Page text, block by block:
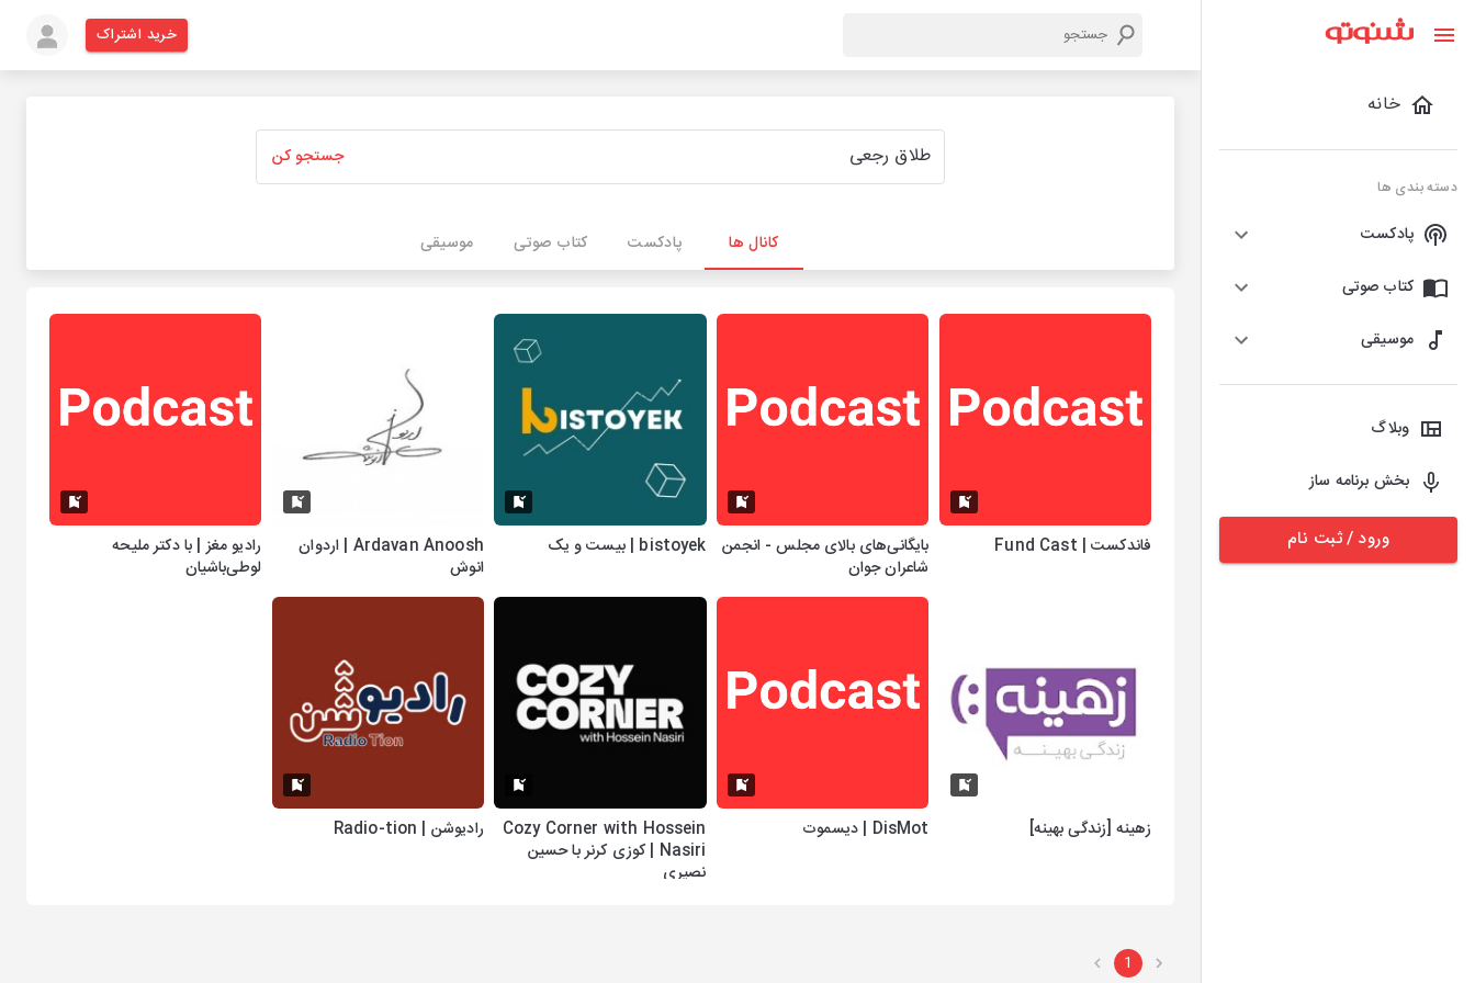
خانه
دسته بندی ها
پادکست
کتاب صوتی
موسیقی
وبلاگ
بخش برنامه ساز
ورود / ثبت نام
خرید اشتراک
جستجو کن
کانال ها پادکست کتاب صوتی موسیقی
فاندکست | Fund Cast
بایگانی‌های بالای مجلس - انجمن
شاعران جوان
bistoyek | بیست و یک
Ardavan Anoosh | اردوان
انوش
رادیو مغز | با دکتر ملیحه
لوطی‌باشیان
زهینه [زندگی بهینه] DisMot | دیسموت
Cozy Corner with Hossein
Nasiri | کوزی کرنر با حسین
نصیری
رادیوشن | Radio-tion
1